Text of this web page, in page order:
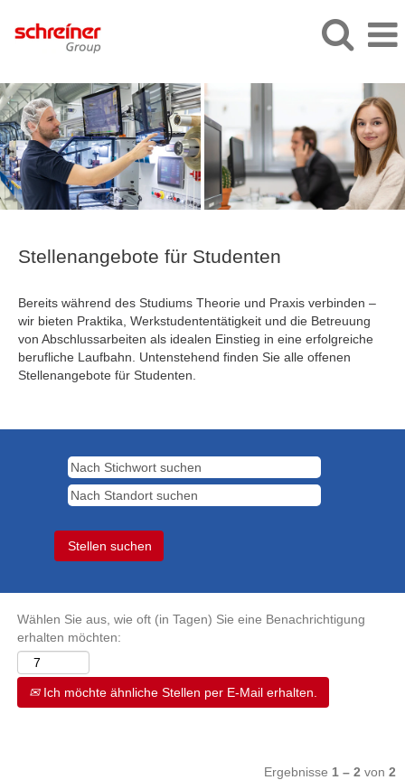
Stellenangebote
für
Studenten
Stellenangebote für Studenten
Bereits während des Studiums Theorie und Praxis verbinden –
wir bieten Praktika, Werkstudententätigkeit und die Betreuung
von Abschlussarbeiten als idealen Einstieg in eine erfolgreiche
berufliche Laufbahn. Untenstehend finden Sie alle offenen
Stellenangebote für Studenten.
Wählen Sie aus, wie oft (in Tagen) Sie eine Benachrichtigung
erhalten möchten:
Ich möchte ähnliche Stellen per E-Mail erhalten.
Ergebnisse 1 – 2 von 2